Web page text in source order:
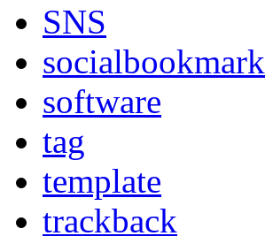
SNS
socialbookmark
software
tag
template
trackback